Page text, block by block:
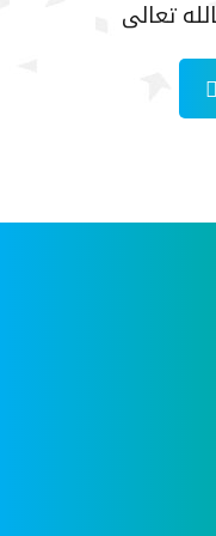
تعالى